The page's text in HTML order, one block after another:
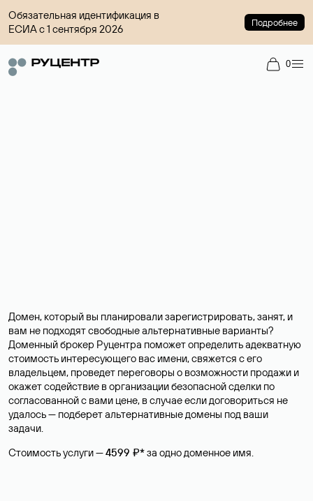
Обязательная идентификация в
ЕСИА с 1 сентября 2026
Подробнее
0
Домен, который вы планировали зарегистрировать, занят, и
вам не подходят свободные альтернативные варианты?
Доменный брокер Руцентра поможет определить адекватную
стоимость интересующего вас имени, свяжется с его
владельцем, проведет переговоры о возможности продажи и
окажет содействие в организации безопасной сделки по
согласованной с вами цене, в случае если договориться не
удалось — подберет альтернативные домены под ваши
задачи.
Стоимость услуги —4599 ₽*за одно доменное имя.